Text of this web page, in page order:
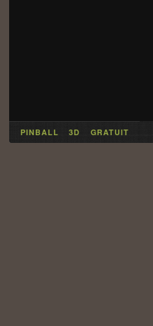
PINBALL 3D GRATUIT